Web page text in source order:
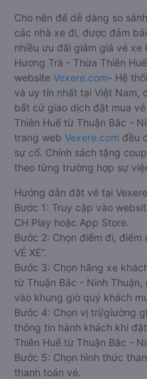
Cho nên để dễ dàng so
các nhà xe đi, được đảm
nhiều ưu đãi giảm giá vé xe
Hương Trà - Thừa Thiên
website Vexere.com- Hệ
và uy tín nhất tại Việt Nam,
bất cứ giao dịch đặt mua
Thiên Huế từ Thuận Bắc -
trang web Vexere.com đều
sự cố. Chính sách tặng
theo từng trường hợp sự
Hướng dẫn đặt vé tại
Bước 1: Truy cập vào
CH Play hoặc App Store.
Bước 2: Chọn điểm đi, điểm
VÉ XE”.
Bước 3: Chọn hãng xe
từ Thuận Bắc - Ninh Thuận,
vào khung giờ quý khách
Bước 4: Chọn vị trí/giường
thông tin hành khách khi
Thiên Huế từ Thuận Bắc -
Bước 5: Chọn hình thức
thanh toán vé.